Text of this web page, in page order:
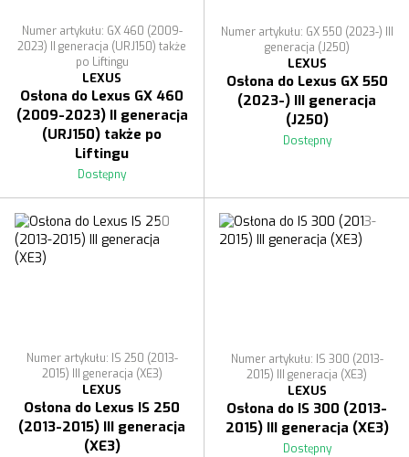
Numer artykułu: GX 460 (2009-
2023) II generacja (URJ150) także
po Liftingu
LEXUS
Osłona do Lexus GX 460
(2009-2023) II generacja
(URJ150) także po
Liftingu
Dostępny
Numer artykułu: GX 550 (2023-) III
generacja (J250)
LEXUS
Osłona do Lexus GX 550
(2023-) III generacja
(J250)
Dostępny
Numer artykułu: IS 250 (2013-
2015) III generacja (XE3)
LEXUS
Osłona do Lexus IS 250
(2013-2015) III generacja
(XE3)
Numer artykułu: IS 300 (2013-
2015) III generacja (XE3)
LEXUS
Osłona do IS 300 (2013-
2015) III generacja (XE3)
Dostępny